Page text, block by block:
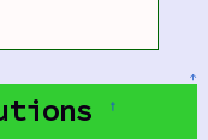
↑
†